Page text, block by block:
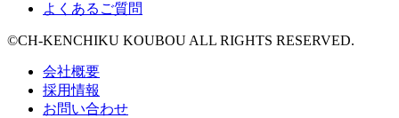
よくあるご質問
©CH-KENCHIKU KOUBOU ALL RIGHTS RESERVED.
会社概要
採用情報
お問い合わせ